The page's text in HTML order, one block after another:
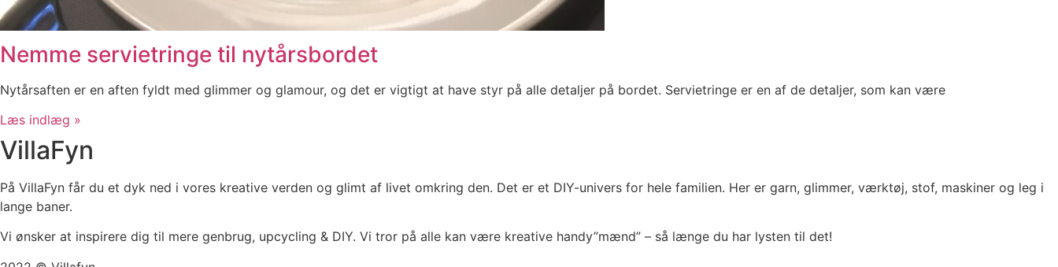
Nemme servietringe til nytårsbordet
Nytårsaften er en aften fyldt med glimmer og glamour, og det er vigtigt at have styr på alle detaljer på bordet. Servietringe er en af de detaljer, som kan være
Læs indlæg »
VillaFyn
På VillaFyn får du et dyk ned i vores kreative verden og glimt af livet omkring den. Det er et DIY-univers for hele familien. Her er garn, glimmer, værktøj, stof, maskiner og leg i
lange baner.
Vi ønsker at inspirere dig til mere genbrug, upcycling & DIY. Vi tror på alle kan være kreative handy”mænd” – så længe du har lysten til det!